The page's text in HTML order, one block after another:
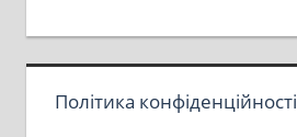
Політика конфіденційності